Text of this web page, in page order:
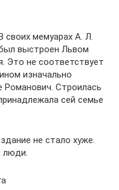
своих мемуарах А. Л.
выстроен Львом
Это не соответствует
изначально
Романович. Строилась
сей семье
не стало хуже.
люди.